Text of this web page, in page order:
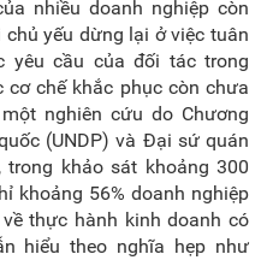
nhiều doanh nghiệp còn
yếu dừng lại ở việc tuân
yêu cầu của đối tác trong
chế khắc phục còn chưa
nghiên cứu do Chương
(UNDP) và Đại sứ quán
khảo sát khoảng 300
khoảng 56% doanh nghiệp
thực hành kinh doanh có
hiểu theo nghĩa hẹp như